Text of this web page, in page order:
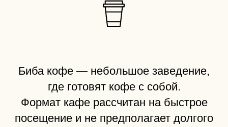
Биба кофе — небольшое заведение,
где готовят кофе с собой.
Формат кафе рассчитан на быстрое
посещение и не предполагает долгого